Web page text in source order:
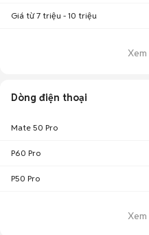
Giá từ 7 triệu - 10 triệu
Dòng điện thoại
Mate 50 Pro
P60 Pro
P50 Pro